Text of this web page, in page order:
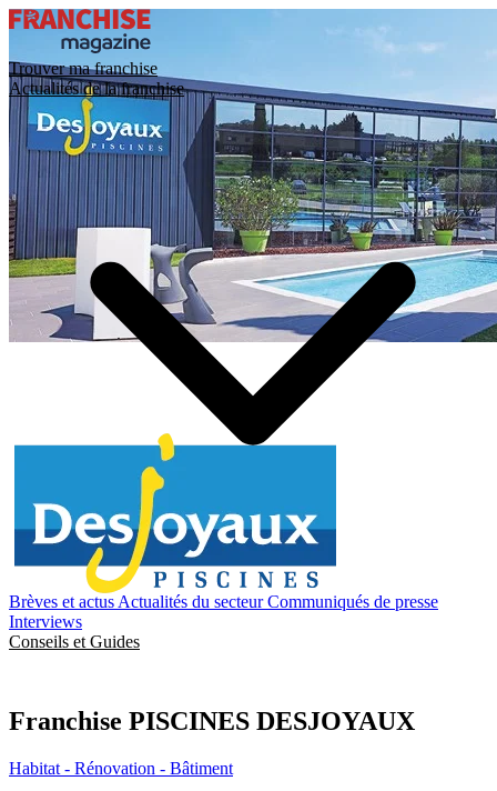
Trouver ma franchise
Actualités de la franchise
Brèves et actus Actualités du secteurCommuniqués de presse
Interviews
Conseils et Guides
Franchise PISCINES DESJOYAUX
Habitat - Rénovation - Bâtiment